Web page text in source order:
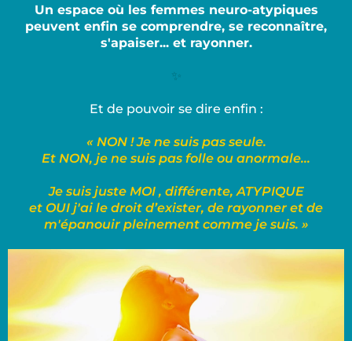
Un espace où les femmes neuro-atypiques
peuvent enfin se comprendre, se reconnaître,
s'apaiser... et rayonner.
✨
Et de pouvoir se dire enfin :
« NON ! Je ne suis pas seule.
Et NON, je ne suis pas folle ou anormale...
Je suis juste MOI , différente, ATYPIQUE
et OUI j'ai le droit d’exister, de rayonner et de
m'épanouir pleinement comme je suis. »